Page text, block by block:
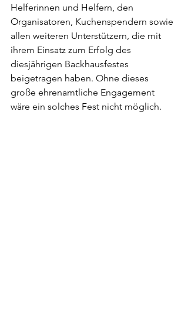
Helferinnen und Helfern, den
Organisatoren, Kuchenspendern sowie
allen weiteren Unterstützern, die mit
ihrem Einsatz zum Erfolg des
diesjährigen Backhausfestes
beigetragen haben. Ohne dieses
große ehrenamtliche Engagement
wäre ein solches Fest nicht möglich.